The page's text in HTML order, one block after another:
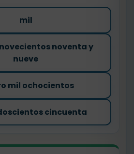
mil
noventa y
nueve
mil ochocientos
cincuenta